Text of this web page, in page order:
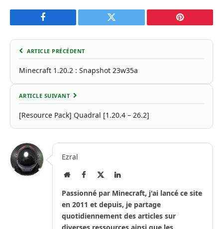
Facebook Twitter Pinterest
ARTICLE PRÉCÉDENT
Minecraft 1.20.2 : Snapshot 23w35a
ARTICLE SUIVANT
[Resource Pack] Quadral [1.20.4 – 26.2]
Ezral
Site
Facebook LinkedIn
Passionné par Minecraft, j'ai lancé ce site
en 2011 et depuis, je partage
quotidiennement des articles sur